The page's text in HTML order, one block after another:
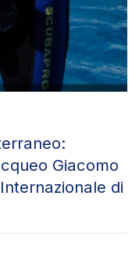
Giacomo
di